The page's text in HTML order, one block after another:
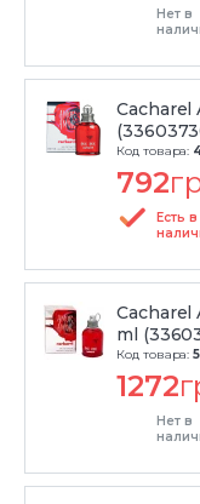
Нет в
Cacharel
Код товара:
792
Есть в
Cacharel
ml
Код товара:
1272
Нет в